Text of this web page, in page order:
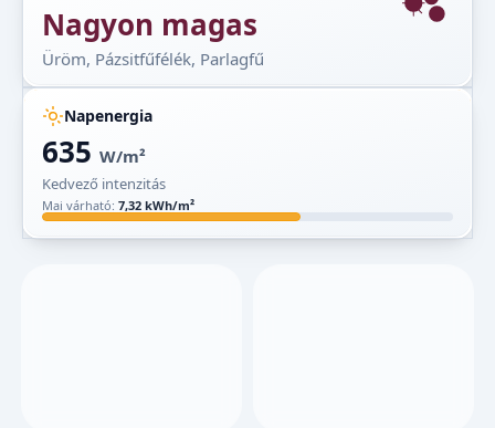
Nagyon magas
Üröm, Pázsitfűfélék, Parlagfű
Napenergia
635 W/m²
Kedvező intenzitás
Mai várható: 7,32 kWh/m²